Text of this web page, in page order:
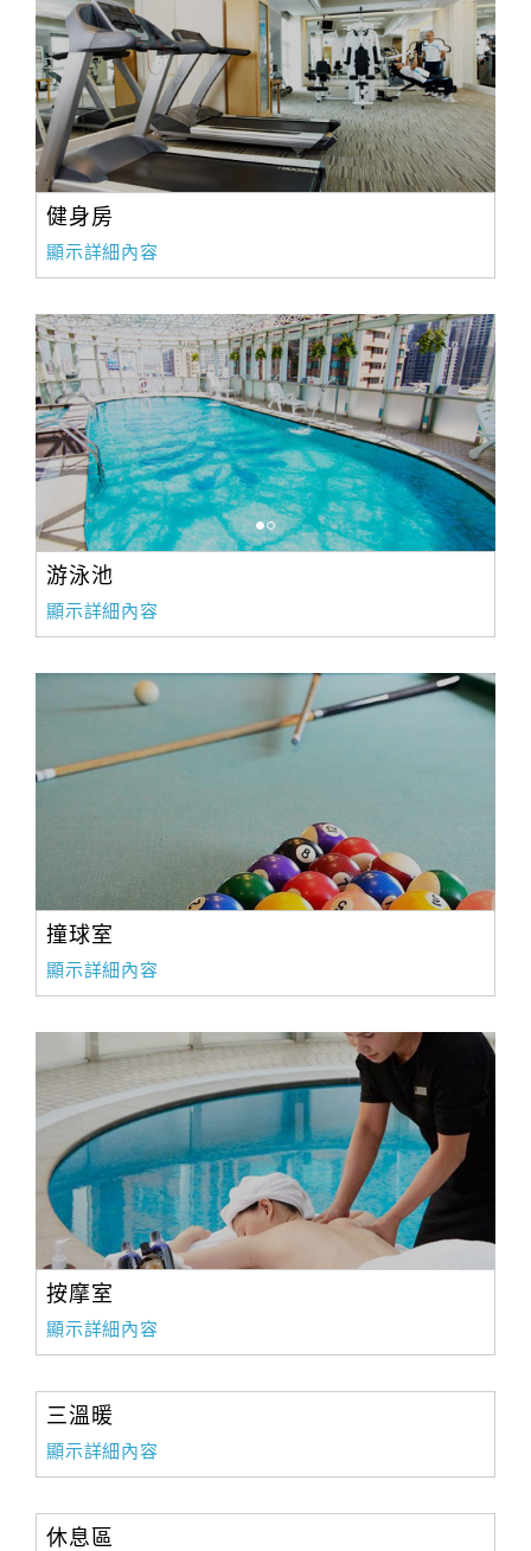
健身房
顯示詳細內容
游泳池
顯示詳細內容
撞球室
顯示詳細內容
按摩室
顯示詳細內容
三溫暖
顯示詳細內容
休息區